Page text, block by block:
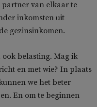
partner van elkaar te
inkomsten uit
gezinsinkomen.
belasting. Mag ik
en met wie? In plaats
we het beter
En om te beginnen